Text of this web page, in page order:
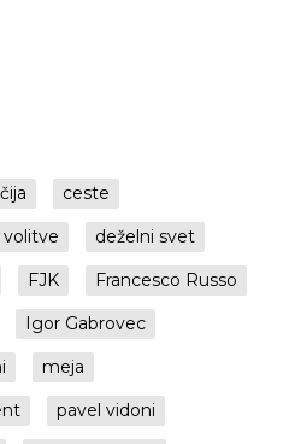
ceste
volitve
deželni svet
FJK
Francesco Russo
Igor Gabrovec
meja
pavel vidoni